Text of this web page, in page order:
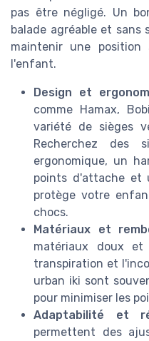
pas être négligé. Un
balade agréable et
maintenir une position
l'enfant.
Design et
comme Hamax,
variété de sièges
Recherchez des
ergonomique, un
points d'attache et
protège votre
chocs.
Matériaux et
matériaux doux
transpiration et
urban iki sont
pour minimiser les
Adaptabilité et
permettent des